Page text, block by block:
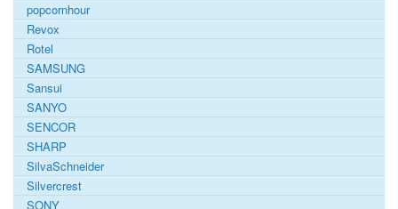
popcornhour
Revox
Rotel
SAMSUNG
Sansui
SANYO
SENCOR
SHARP
SilvaSchneider
Silvercrest
SONY